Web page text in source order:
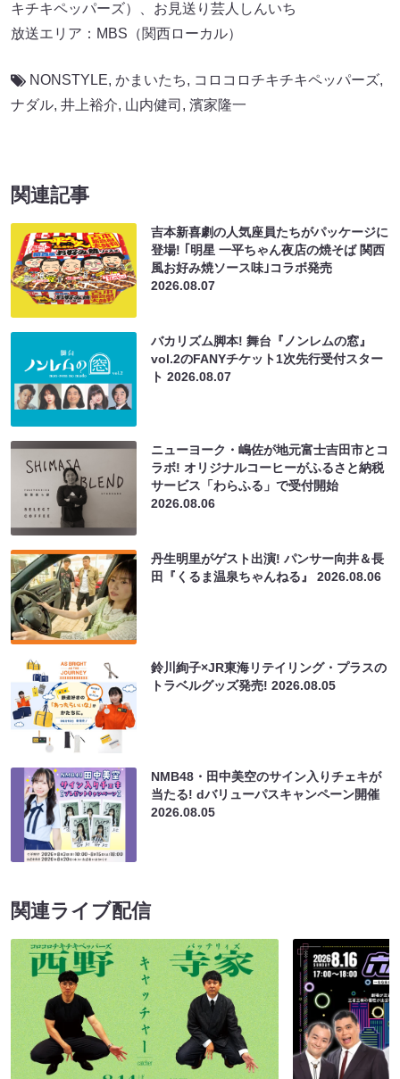
キチキペッパーズ）、お見送り芸人しんいち
放送エリア：MBS（関西ローカル）
NONSTYLE, かまいたち, コロコロチキチキペッパーズ,
ナダル, 井上裕介, 山内健司 , 濱家隆一
関連記事
吉本新喜劇の人気座員たちがパッケージに
登場! ｢明星 一平ちゃん夜店の焼そば 関西
風お好み焼ソース味｣コラボ発売
2026.08.07
バカリズム脚本! 舞台『ノンレムの窓』
vol.2のFANYチケット1次先行受付スター
ト2026.08.07
ニューヨーク・嶋佐が地元富士吉田市とコ
ラボ! オリジナルコーヒーがふるさと納税
サービス「わらふる」で受付開始
2026.08.06
丹生明里がゲスト出演! パンサー向井＆長
田『くるま温泉ちゃんねる』2026.08.06
鈴川絢子×JR東海リテイリング・プラスの
トラベルグッズ発売!2026.08.05
NMB48・田中美空のサイン入りチェキが
当たる! dバリューパスキャンペーン開催
2026.08.05
関連ライブ配信